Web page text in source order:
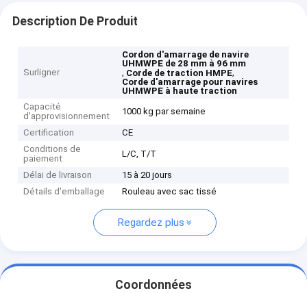
Description De Produit
Surligner
Cordon d'amarrage de navire
UHMWPE de 28 mm à 96 mm
, Corde de traction HMPE,
Corde d'amarrage pour navires
UHMWPE à haute traction
Capacité
d'approvisionnement
1000 kg par semaine
Certification
CE
Conditions de
paiement
L/C, T/T
Délai de livraison
15 à 20 jours
Détails d'emballage
Rouleau avec sac tissé
Regardez plus
Coordonnées